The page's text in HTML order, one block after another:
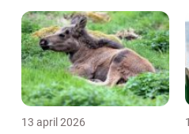
13 april 2026